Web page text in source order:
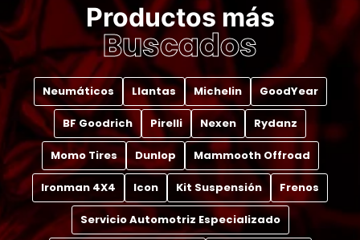
Productos más
Buscados
Neumáticos Llantas Michelin GoodYear
BF Goodrich Pirelli Nexen Rydanz
Momo Tires Dunlop Mammooth Offroad
Ironman 4X4 Icon Kit Suspensión Frenos
Servicio Automotriz Especializado